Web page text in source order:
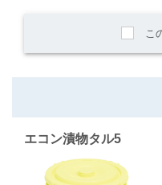
こ
エコン漬物タル5